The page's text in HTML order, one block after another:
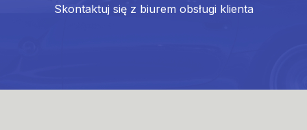
Skontaktuj się z biurem obsługi klienta